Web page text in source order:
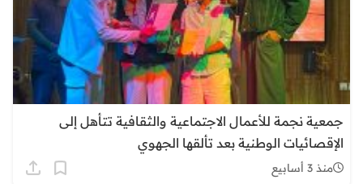
جمعية نجمة للأعمال الاجتماعية والثقافية تتأهل إلى
الإقصائيات الوطنية بعد تألقها الجهوي
منذ 3 أسابيع